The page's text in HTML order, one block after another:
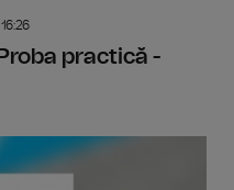
practică -